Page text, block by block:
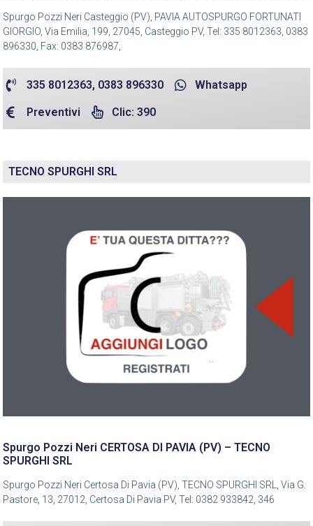
Spurgo Pozzi Neri Casteggio (PV), PAVIA AUTOSPURGO FORTUNATI
GIORGIO, Via Emilia, 199, 27045, Casteggio PV, Tel: 335 8012363, 0383
896330, Fax: 0383 876987,
335 8012363, 0383 896330 Whatsapp
Preventivi Clic: 390
TECNO SPURGHI SRL
Spurgo Pozzi Neri CERTOSA DI PAVIA (PV) – TECNO
SPURGHI SRL
Spurgo Pozzi Neri Certosa Di Pavia (PV), TECNO SPURGHI SRL, Via G.
Pastore, 13, 27012, Certosa Di Pavia PV, Tel: 0382 933842, 346